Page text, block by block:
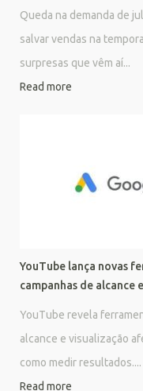
Queda na demanda de
salvar vendas na
surpresas que vêm aí...
Read more
YouTube lança novas
campanhas de alcance
YouTube revela
alcance e visualização
como medir resultados....
Read more